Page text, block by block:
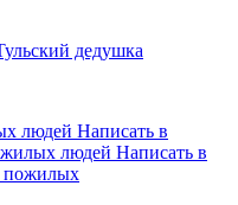
Написать в
Написать в